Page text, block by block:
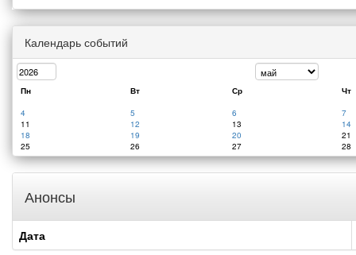
Календарь событий
Пн Вт Ср
Чт
4
5 6
7
11
12 13
14
18
19 20
21
25
26 27 28
Анонсы
Дата